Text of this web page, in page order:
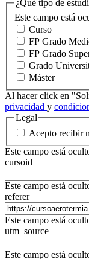
Este campo está
¿Qué tipo de
Curso
FP Grado
FP Grado
Grado
Máster
Al hacer click en
privacidad y
Legal
Acepto recibir
Este campo está
cursoid
Este campo está
referer
Este campo está
utm_source
Este campo está